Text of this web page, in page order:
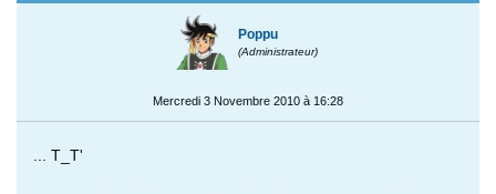
Poppu
(Administrateur)
Mercredi 3 Novembre 2010 à 16:28
... T_T'